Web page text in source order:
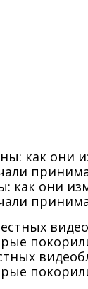
как они